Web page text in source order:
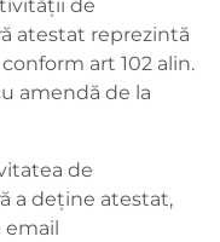
de
atestat reprezintă
art 102 alin.
amendă de la
de
a deţine atestat,